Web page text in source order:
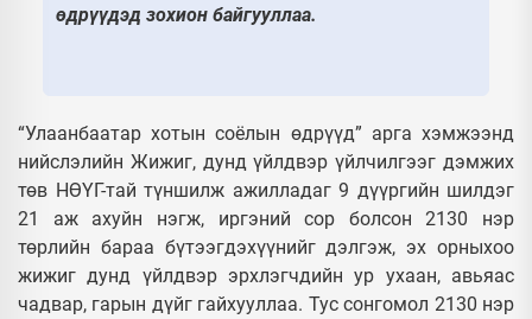
өдрүүдэд зохион байгууллаа.
“Улаанбаатар хотын соёлын өдрүүд” арга хэмжээнд
нийслэлийн Жижиг, дунд үйлдвэр үйлчилгээг дэмжих
төв НӨҮГ-тай түншилж ажилладаг 9 дүүргийн шилдэг
21 аж ахуйн нэгж, иргэний сор болсон 2130 нэр
төрлийн бараа бүтээгдэхүүнийг дэлгэж, эх орныхоо
жижиг дунд үйлдвэр эрхлэгчдийн ур ухаан, авьяас
чадвар, гарын дүйг гайхууллаа. Тус сонгомол 2130 нэр